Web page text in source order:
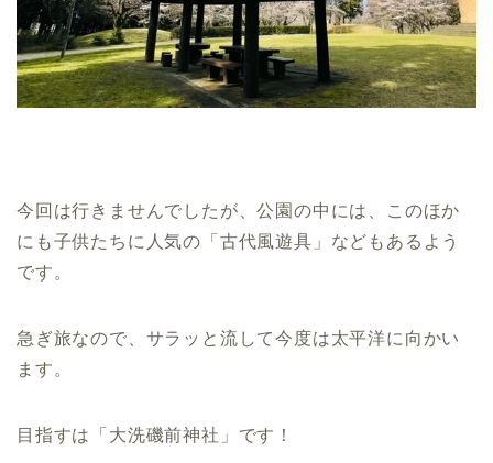
今回は行きませんでしたが、公園の中には、このほか
にも子供たちに人気の「古代風遊具」などもあるよう
です。
急ぎ旅なので、サラッと流して今度は太平洋に向かい
ます。
目指すは「大洗磯前神社」です！